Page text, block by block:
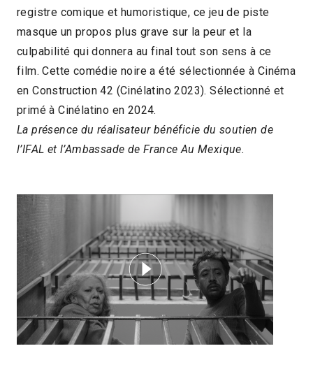
registre comique et humoristique, ce jeu de piste
masque un propos plus grave sur la peur et la
culpabilité qui donnera au final tout son sens à ce
film. Cette comédie noire a été sélectionnée à Cinéma
en Construction 42 (Cinélatino 2023). Sélectionné et
primé à Cinélatino en 2024.
La présence du réalisateur bénéficie du soutien de
l’IFAL et l’Ambassade de France Au Mexique.